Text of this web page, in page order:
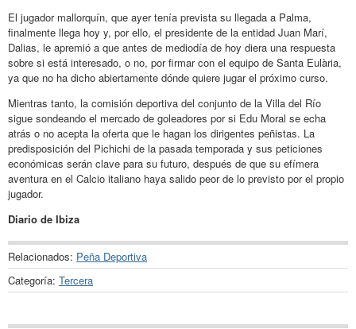
El jugador mallorquín, que ayer tenía prevista su llegada a Palma,
finalmente llega hoy y, por ello, el presidente de la entidad Juan Marí,
Dalias, le apremió a que antes de mediodía de hoy diera una respuesta
sobre si está interesado, o no, por firmar con el equipo de Santa Eulària,
ya que no ha dicho abiertamente dónde quiere jugar el próximo curso.
Mientras tanto, la comisión deportiva del conjunto de la Villa del Río
sigue sondeando el mercado de goleadores por si Edu Moral se echa
atrás o no acepta la oferta que le hagan los dirigentes peñistas. La
predisposición del Pichichi de la pasada temporada y sus peticiones
económicas serán clave para su futuro, después de que su efímera
aventura en el Calcio italiano haya salido peor de lo previsto por el propio
jugador.
Diario de Ibiza
Relacionados: Peña Deportiva
Categoría: Tercera